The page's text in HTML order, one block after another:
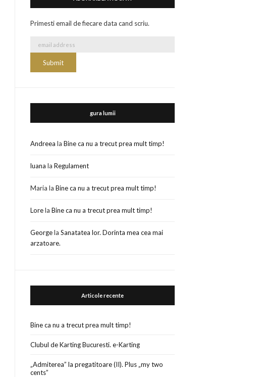
Primesti email de fiecare data cand scriu.
gura lumii
Andreea laBine ca nu a trecut prea mult timp!
luana laRegulament
Maria laBine ca nu a trecut prea mult timp!
LorelaBine ca nu a trecut prea mult timp!
GeorgelaSanatatea lor. Dorinta mea cea mai
arzatoare.
Articole recente
Bine ca nu a trecut prea mult timp!
Clubul de Karting Bucuresti. e-Karting
„Admiterea” la pregatitoare (II). Plus „my two
cents”